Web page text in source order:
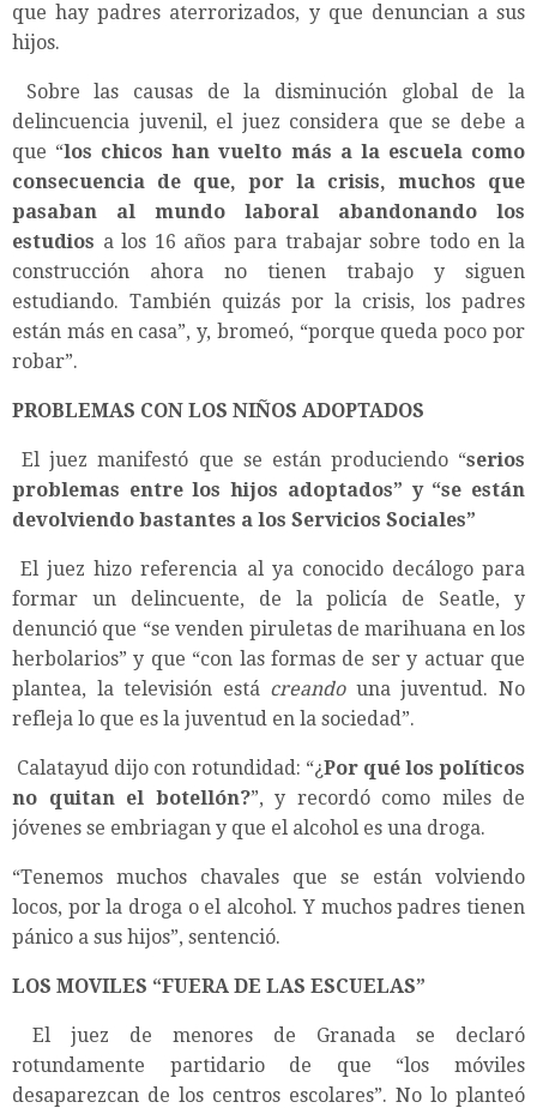
que hay padres aterrorizados, y que denuncian a sus
hijos.
Sobre las causas de la disminución global de la
delincuencia juvenil, el juez considera que se debe a
que “los chicos han vuelto más a la escuela como
consecuencia de que, por la crisis, muchos que
pasaban al mundo laboral abandonando los
estudios a los 16 años para trabajar sobre todo en la
construcción ahora no tienen trabajo y siguen
estudiando. También quizás por la crisis, los padres
están más en casa”, y, bromeó, “porque queda poco por
robar”.
PROBLEMAS CON LOS NIÑOS ADOPTADOS
El juez manifestó que se están produciendo “serios
problemas entre los hijos adoptados” y “se están
devolviendo bastantes a los Servicios Sociales”
El juez hizo referencia al ya conocido decálogo para
formar un delincuente, de la policía de Seatle, y
denunció que “se venden piruletas de marihuana en los
herbolarios” y que “con las formas de ser y actuar que
plantea, la televisión está creandouna juventud. No
refleja lo que es la juventud en la sociedad”.
Calatayud dijo con rotundidad: “¿Por qué los políticos
no quitan el botellón?”, y recordó como miles de
jóvenes se embriagan y que el alcohol es una droga.
“Tenemos muchos chavales que se están volviendo
locos, por la droga o el alcohol. Y muchos padres tienen
pánico a sus hijos”, sentenció.
LOS MOVILES “FUERA DE LAS ESCUELAS”
El juez de menores de Granada se declaró
rotundamente partidario de que “los móviles
desaparezcan de los centros escolares”. No lo planteó